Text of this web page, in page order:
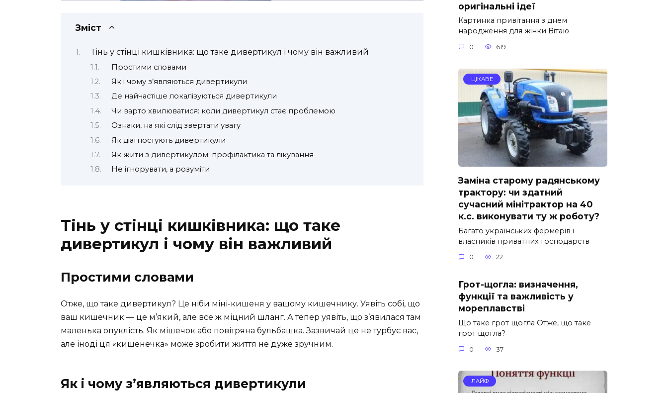
Зміст
Тінь у стінці кишківника: що таке дивертикул і чому він важливий
Простими словами
Як і чому з’являються дивертикули
Де найчастіше локалізуються дивертикули
Чи варто хвилюватися: коли дивертикул стає проблемою
Ознаки, на які слід звертати увагу
Як діагностують дивертикули
Як жити з дивертикулом: профілактика та лікування
Не ігнорувати, а розуміти
Тінь у стінці кишківника: що таке
дивертикул і чому він важливий
Простими словами
Отже, що таке дивертикул? Це ніби міні-кишеня у вашому кишечнику. Уявіть собі, що
ваш кишечник — це м’який, але все ж міцний шланг. А тепер уявіть, що з’явилася там
маленька опуклість. Як мішечок або повітряна бульбашка. Зазвичай це не турбує вас,
але іноді ця «кишенечка» може зробити життя не дуже зручним.
Як і чому з’являються дивертикули
оригінальні ідеї
Картинка привітання з днем
народження для жінки Вітаю
0 619
ЦІКАВЕ
Заміна старому радянському
трактору: чи здатний
сучасний мінітрактор на 40
к.с. виконувати ту ж роботу?
Багато українських фермерів і
власників приватних господарств
0 22
Грот-щогла: визначення,
функції та важливість у
мореплавстві
Що таке грот щогла Отже, що таке
грот щогла?
0 37
ЛАЙФ